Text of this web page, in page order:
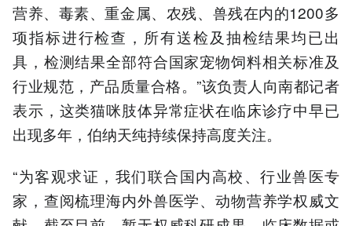
营养、毒素、重金属、农残、兽残在内的1200多
项指标进行检查，所有送检及抽检结果均已出
具，检测结果全部符合国家宠物饲料相关标准及
行业规范，产品质量合格。”该负责人向南都记者
表示，这类猫咪肢体异常症状在临床诊疗中早已
出现多年，伯纳天纯持续保持高度关注。
“为客观求证，我们联合国内高校、行业兽医专
家，查阅梳理海内外兽医学、动物营养学权威文